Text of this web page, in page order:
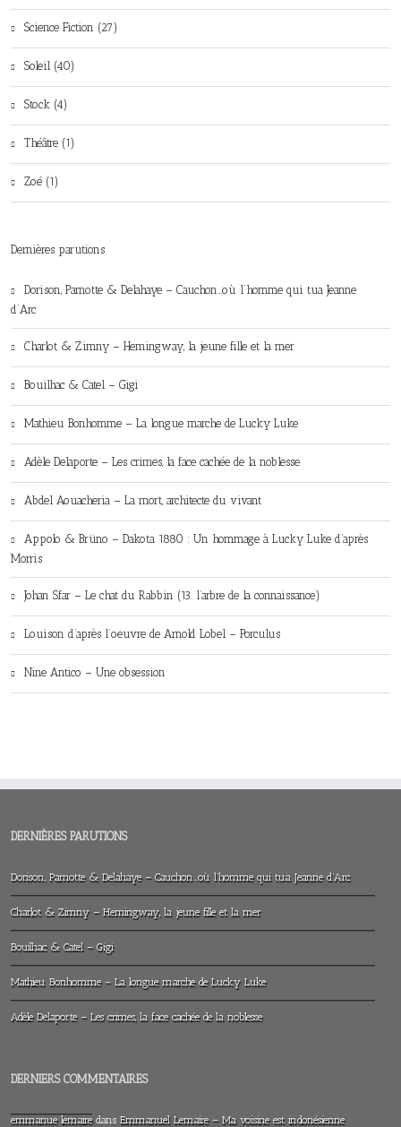
Science Fiction (27)
Soleil (40)
Stock (4)
Théâtre (1)
Zoé (1)
Dernières parutions
Dorison, Parnotte & Delahaye – Cauchon…où l’homme qui tua Jeanne
d’Arc
Charlot & Zimny – Hemingway, la jeune fille et la mer
Bouilhac & Catel – Gigi
Mathieu Bonhomme – La longue marche de Lucky Luke
Adèle Delaporte – Les crimes, la face cachée de la noblesse
Abdel Aouacheria – La mort, architecte du vivant
Appolo & Brüno – Dakota 1880 : Un hommage à Lucky Luke d’après
Morris
Johan Sfar – Le chat du Rabbin (13. l’arbre de la connaissance)
Louison d’après l’oeuvre de Arnold Lobel – Porculus
Nine Antico – Une obsession
DERNIÈRES PARUTIONS
Dorison, Parnotte & Delahaye – Cauchon…où l’homme qui tua Jeanne d’Arc
Charlot & Zimny – Hemingway, la jeune fille et la mer
Bouilhac & Catel – Gigi
Mathieu Bonhomme – La longue marche de Lucky Luke
Adèle Delaporte – Les crimes, la face cachée de la noblesse
DERNIERS COMMENTAIRES
emmanue lemairedans Emmanuel Lemaire – Ma voisine est indonésienne